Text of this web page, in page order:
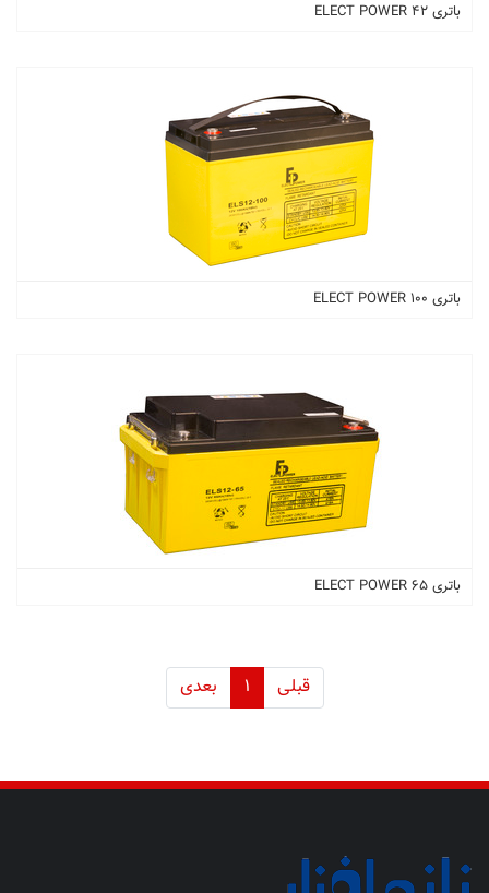
باتری 42 ELECT POWER
باتری 100 ELECT POWER
باتری 65 ELECT POWER
قبلی 1 بعدی